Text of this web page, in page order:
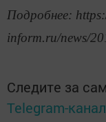
Подробнее:
inform.ru/news/
Следите за
Telegram-